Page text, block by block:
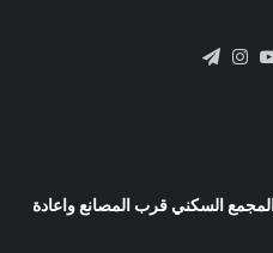
X يوتيوبانستقرام
السكني قرب المصانع واعادة